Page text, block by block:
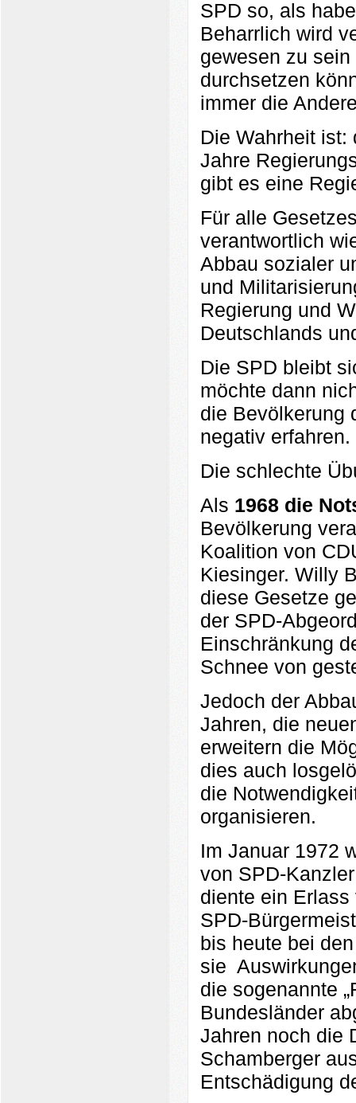
SPD so, als
Beharrlich wird
gewesen zu
durchsetzen
immer die
Die Wahrheit
Jahre
gibt es eine
Für alle
verantwortlich
Abbau sozialer
und
Regierung und
Deutschlands
Die SPD bleibt
möchte dann
die Bevölkerung
negativ erfahren.
Die schlechte
Als 1968 die
Bevölkerung
Koalition von
Kiesinger. Willy
diese Gesetze
der SPD-
Einschränkung
Schnee von
Jedoch der
Jahren, die
erweitern die
dies auch
die
organisieren.
Im Januar 1972
von SPD-
diente ein
SPD-
bis heute bei
sie
die sogenannte
Bundesländer
Jahren noch die
Schamberger
Entschädigung